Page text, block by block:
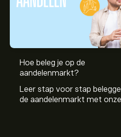
Hoe beleg je op de
aandelenmarkt?
Leer stap voor stap
de aandelenmarkt met onze